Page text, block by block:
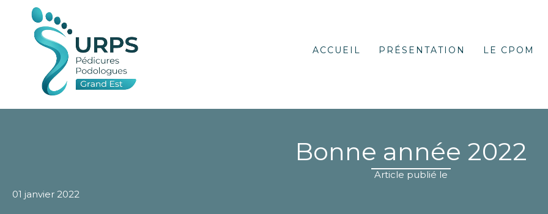
ACCUEIL PRÉSENTATION LE CPOM
Bonne année 2022
Article publié le
01 janvier 2022